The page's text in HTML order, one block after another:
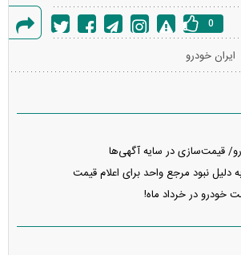
خطا
0
ایران خودرو
قیمت‌سازی در سایه آگهی‌ها
دلیل نبود مرجع واحد برای اعلام قیمت‌